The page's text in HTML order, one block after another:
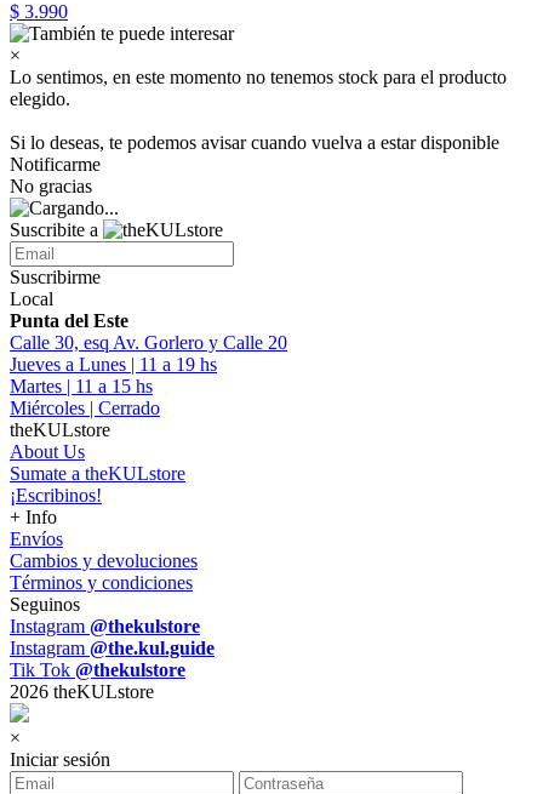
$ 3.990
×
Lo sentimos, en este momento no tenemos stock para el producto
elegido.
Si lo deseas, te podemos avisar cuando vuelva a estar disponible
Notificarme
No gracias
Suscribite a
Suscribirme
Local
Punta del Este
Calle 30, esq Av. Gorlero y Calle 20
Jueves a Lunes | 11 a 19 hs
Martes | 11 a 15 hs
Miércoles | Cerrado
theKULstore
About Us
Sumate a theKULstore
¡Escribinos!
+ Info
Envíos
Cambios y devoluciones
Términos y condiciones
Seguinos
Instagram @thekulstore
Instagram @the.kul.guide
Tik Tok @thekulstore
2026 theKULstore
×
Iniciar sesión